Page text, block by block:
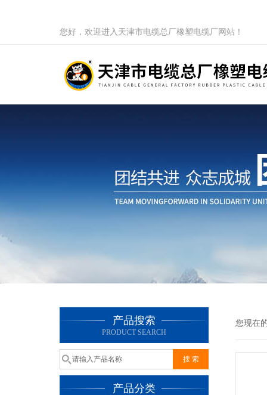
您好，欢迎进入天津市电缆总厂橡塑电缆厂网站！
产品搜索
PRODUCT SEARCH
产品分类
您现在